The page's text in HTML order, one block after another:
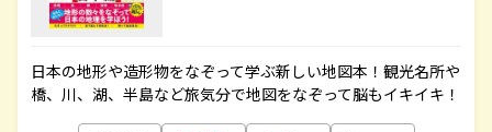
日本の地形や造形物をなぞって学ぶ新しい地図本！観光名所や
橋、川、湖、半島など旅気分で地図をなぞって脳もイキイキ！